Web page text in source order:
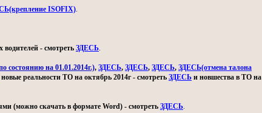
ISOFIX).
- смотреть ЗДЕСЬ.
состоянию на 01.01.2014г.), ЗДЕСЬ, ЗДЕСЬ, ЗДЕСЬ, ЗДЕСЬ(отмена талона
новые реальности ТО на октябрь 2014г - смотреть ЗДЕСЬ и новшества в ТО на
(можно скачать в формате Word) - смотреть ЗДЕСЬ.